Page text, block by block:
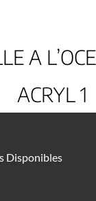
A
ACRYL 1
Disponibles